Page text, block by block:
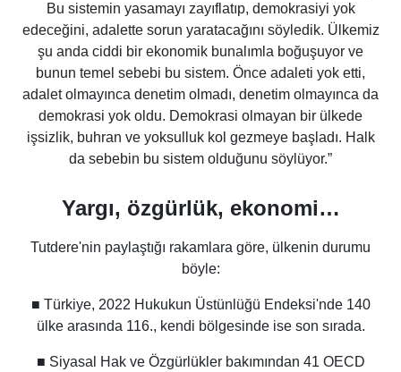
Bu sistemin yasamayı zayıflatıp, demokrasiyi yok
edeceğini, adalette sorun yaratacağını söyledik. Ülkemiz
şu anda ciddi bir ekonomik bunalımla boğuşuyor ve
bunun temel sebebi bu sistem. Önce adaleti yok etti,
adalet olmayınca denetim olmadı, denetim olmayınca da
demokrasi yok oldu. Demokrasi olmayan bir ülkede
işsizlik, buhran ve yoksulluk kol gezmeye başladı. Halk
da sebebin bu sistem olduğunu söylüyor.”
Yargı, özgürlük, ekonomi…
Tutdere'nin paylaştığı rakamlara göre, ülkenin durumu
böyle:
■ Türkiye, 2022 Hukukun Üstünlüğü Endeksi'nde 140
ülke arasında 116., kendi bölgesinde ise son sırada.
■ Siyasal Hak ve Özgürlükler bakımından 41 OECD